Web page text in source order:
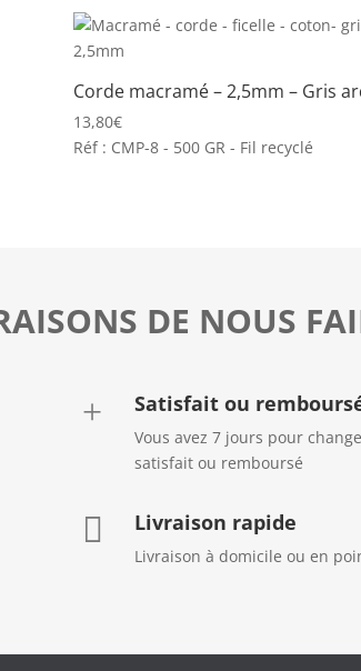
Corde macramé – 2,5mm – Gris
13,80€
Réf : CMP-8 - 500 GR - Fil recyclé
DE NOUS
+ Satisfait ou
Vous avez 7 jours pour
satisfait ou remboursé
 Livraison rapide
Livraison à domicile ou en